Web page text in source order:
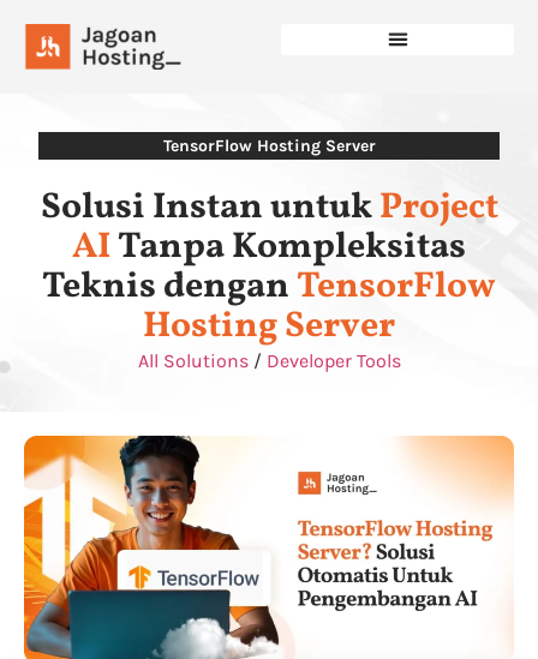
TensorFlow Hosting Server
Solusi Instan untukProject
AITanpa Kompleksitas
Teknis denganTensorFlow
Hosting Server
All Solutions/ Developer Tools